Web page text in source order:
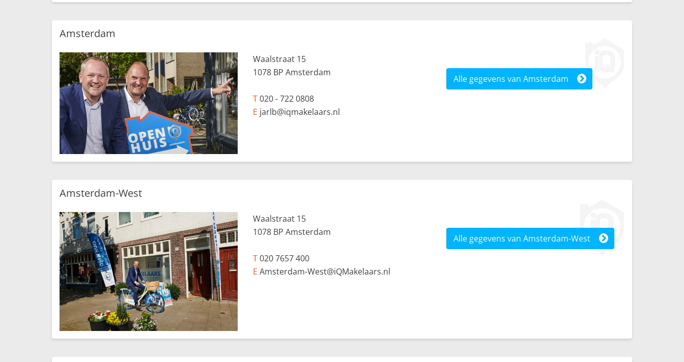
Amsterdam
Waalstraat 15
1078 BP Amsterdam
T020 - 722 0808
E jarlb@iqmakelaars.nl
Alle gegevens van Amsterdam
Amsterdam-West
Waalstraat 15
1078 BP Amsterdam
T020 7657 400
E Amsterdam-West@iQMakelaars.nl
Alle gegevens van Amsterdam-West